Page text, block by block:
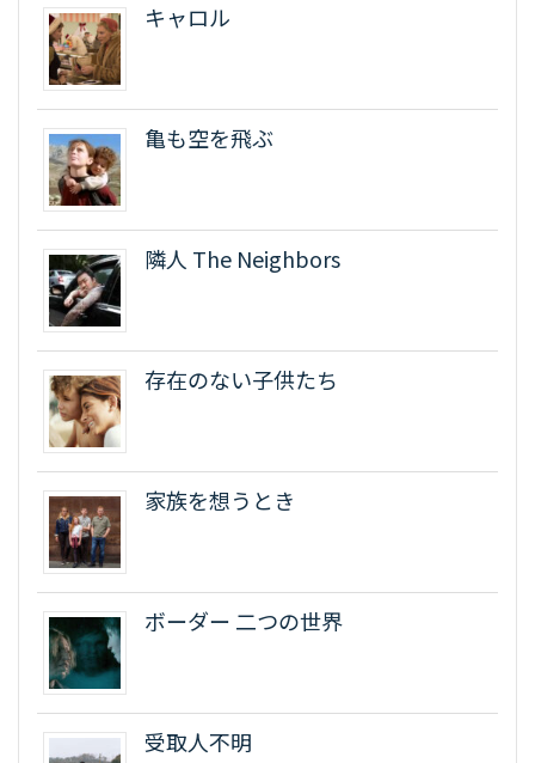
キャロル
亀も空を飛ぶ
隣人 The Neighbors
存在のない子供たち
家族を想うとき
ボーダー 二つの世界
受取人不明